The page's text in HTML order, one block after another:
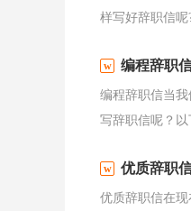
样写好辞职信
编程辞职
编程辞职信当
写辞职信呢？
优质辞职
优质辞职信在